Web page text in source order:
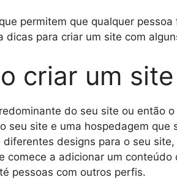
permitem que qualquer
dicas para criar um site com
criar um site
do seu site ou então
seu site e uma hospedagem
designs para o seu
comece a adicionar um
pessoas com outros perfis.